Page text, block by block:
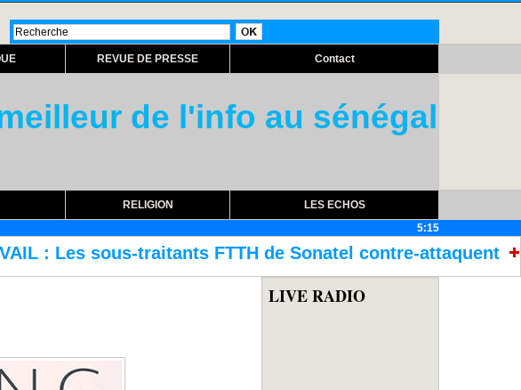
REVUE DE PRESSE Contact
de l'info au sénégal
RELIGION
LES ECHOS
5:15
FTTH de Sonatel contre-attaquent Assemblée
LIVE RADIO